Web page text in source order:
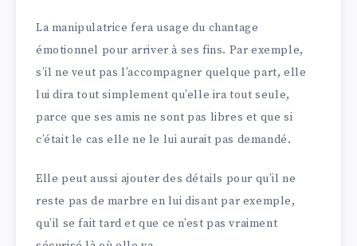
La manipulatrice fera usage du chantage
émotionnel pour arriver à ses fins. Par exemple,
s’il ne veut pas l’accompagner quelque part, elle
lui dira tout simplement qu’elle ira tout seule,
parce que ses amis ne sont pas libres et que si
c’était le cas elle ne le lui aurait pas demandé.
Elle peut aussi ajouter des détails pour qu’il ne
reste pas de marbre en lui disant par exemple,
qu’il se fait tard et que ce n’est pas vraiment